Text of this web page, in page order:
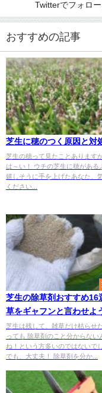
Twitterでフォロー
おすすめの記事
芝生に穂のつく原因と対
芝生の穂って見たことあります
は～い！ ウチの芝生に穂がある
嬉しそうに手を上げたあなた、
ください...
芝生の除草剤おすすめ16
草をギャフンと言わせよ
芝生は残して、雑草だけ枯らせ
っても 除草剤のこと分からない
ね！という方多いのではないで
でも、大丈夫！ 除草剤を分か...